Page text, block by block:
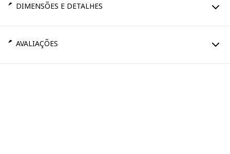
DIMENSÕES E DETALHES
AVALIAÇÕES